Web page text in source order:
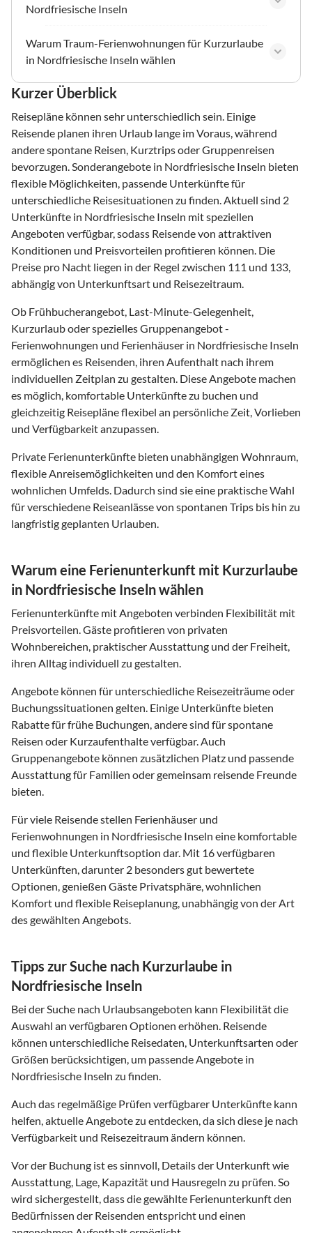
Nordfriesische Inseln
Warum Traum-Ferienwohnungen für Kurzurlaube
in Nordfriesische Inseln wählen
Kurzer Überblick
Reisepläne können sehr unterschiedlich sein. Einige
Reisende planen ihren Urlaub lange im Voraus, während
andere spontane Reisen, Kurztrips oder Gruppenreisen
bevorzugen. Sonderangebote in Nordfriesische Inseln bieten
flexible Möglichkeiten, passende Unterkünfte für
unterschiedliche Reisesituationen zu finden. Aktuell sind 2
Unterkünfte in Nordfriesische Inseln mit speziellen
Angeboten verfügbar, sodass Reisende von attraktiven
Konditionen und Preisvorteilen profitieren können. Die
Preise pro Nacht liegen in der Regel zwischen 111 und 133,
abhängig von Unterkunftsart und Reisezeitraum.
Ob Frühbucherangebot, Last-Minute-Gelegenheit,
Kurzurlaub oder spezielles Gruppenangebot -
Ferienwohnungen und Ferienhäuser in Nordfriesische Inseln
ermöglichen es Reisenden, ihren Aufenthalt nach ihrem
individuellen Zeitplan zu gestalten. Diese Angebote machen
es möglich, komfortable Unterkünfte zu buchen und
gleichzeitig Reisepläne flexibel an persönliche Zeit, Vorlieben
und Verfügbarkeit anzupassen.
Private Ferienunterkünfte bieten unabhängigen Wohnraum,
flexible Anreisemöglichkeiten und den Komfort eines
wohnlichen Umfelds. Dadurch sind sie eine praktische Wahl
für verschiedene Reiseanlässe von spontanen Trips bis hin zu
langfristig geplanten Urlauben.
Warum eine Ferienunterkunft mit Kurzurlaube
in Nordfriesische Inseln wählen
Ferienunterkünfte mit Angeboten verbinden Flexibilität mit
Preisvorteilen. Gäste profitieren von privaten
Wohnbereichen, praktischer Ausstattung und der Freiheit,
ihren Alltag individuell zu gestalten.
Angebote können für unterschiedliche Reisezeiträume oder
Buchungssituationen gelten. Einige Unterkünfte bieten
Rabatte für frühe Buchungen, andere sind für spontane
Reisen oder Kurzaufenthalte verfügbar. Auch
Gruppenangebote können zusätzlichen Platz und passende
Ausstattung für Familien oder gemeinsam reisende Freunde
bieten.
Für viele Reisende stellen Ferienhäuser und
Ferienwohnungen in Nordfriesische Inseln eine komfortable
und flexible Unterkunftsoption dar. Mit 16 verfügbaren
Unterkünften, darunter 2 besonders gut bewertete
Optionen, genießen Gäste Privatsphäre, wohnlichen
Komfort und flexible Reiseplanung, unabhängig von der Art
des gewählten Angebots.
Tipps zur Suche nach Kurzurlaube in
Nordfriesische Inseln
Bei der Suche nach Urlaubsangeboten kann Flexibilität die
Auswahl an verfügbaren Optionen erhöhen. Reisende
können unterschiedliche Reisedaten, Unterkunftsarten oder
Größen berücksichtigen, um passende Angebote in
Nordfriesische Inseln zu finden.
Auch das regelmäßige Prüfen verfügbarer Unterkünfte kann
helfen, aktuelle Angebote zu entdecken, da sich diese je nach
Verfügbarkeit und Reisezeitraum ändern können.
Vor der Buchung ist es sinnvoll, Details der Unterkunft wie
Ausstattung, Lage, Kapazität und Hausregeln zu prüfen. So
wird sichergestellt, dass die gewählte Ferienunterkunft den
Bedürfnissen der Reisenden entspricht und einen